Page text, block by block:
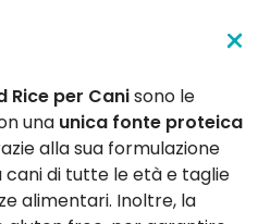
Rice per Canisono le
una unica fonte proteica
alla sua formulazione
di tutte le età e taglie
alimentari. Inoltre, la